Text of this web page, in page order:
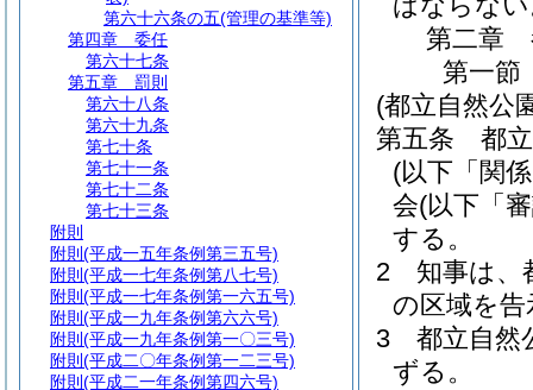
第二章
第一節
(都立自然公
第五条
都
(以下「関
会(以下「
する。
2
知事は、
の区域を
3
都立自然
ずる。
第六十六条の五(管理の基準等)
第四章
委任
第六十七条
第五章
罰則
第六十八条
第六十九条
第七十条
第七十一条
第七十二条
第七十三条
附則
附則 (平成一五年条例第三五号)
附則 (平成一七年条例第八七号)
附則 (平成一七年条例第一六五号)
附則 (平成一九年条例第六六号)
附則 (平成一九年条例第一〇三号)
附則 (平成二〇年条例第一二三号)
附則 (平成二一年条例第四六号)